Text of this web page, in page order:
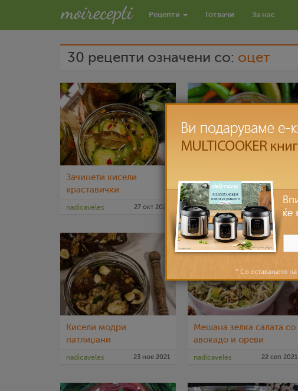
Рецепти Готвачи За нас
30 рецепти означени со: оцет
Зачинети кисели
краставички
nadicaveles 27 окт 2022
тегли
nadicaveles 12 окт 2022
Кисели модри
патлиџани
nadicaveles 23 ное 2021
Мешана зелка салата со
авокадо и ореви
nadicaveles 22 сеп 2021